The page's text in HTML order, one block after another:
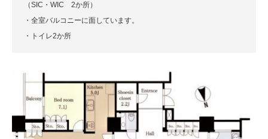
（SIC・WIC 2か所）
・全室バルコニーに面しています。
・トイレ2か所